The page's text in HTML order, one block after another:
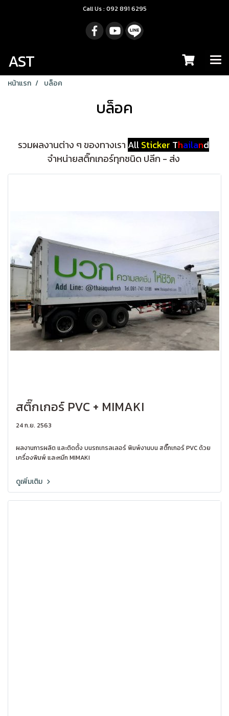
Call Us : 092 891 6295
AST
หน้าแรก บล็อค
บล็อค
รวมผลงานต่าง ๆ ของทางเรา AllSticker Thailand
จำหน่ายสติ๊กเกอร์ทุกชนิด ปลีก - ส่ง
สติ๊กเกอร์ PVC + MIMAKI
24 ก.ย. 2563
ผลงานการผลิต และติดตั้ง บนรถเทรลเลอร์ พิมพ์งานบน สติ๊กเกอร์ PVC ด้วย
เครื่องพิมพ์ และหมีก MIMAKI
ดูเพิ่มเติม